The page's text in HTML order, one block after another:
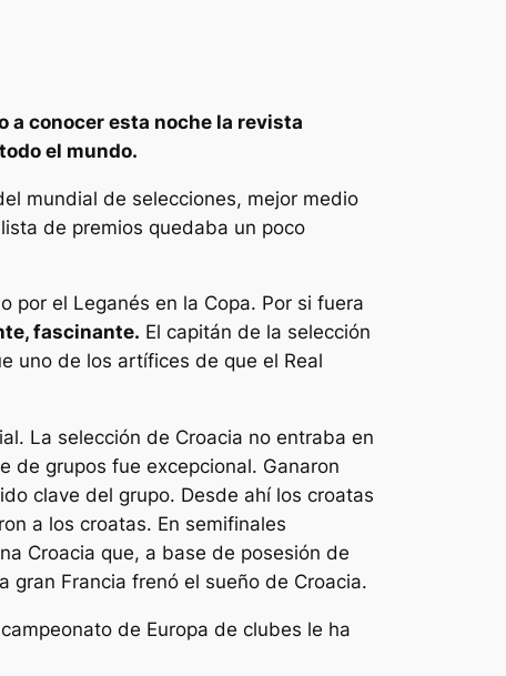
a conocer esta noche la revista
el mundo.
mundial de selecciones, mejor medio
de premios quedaba un poco
por el Leganés en la Copa. Por si fuera
fascinante. El capitán de la selección
uno de los artífices de que el Real
La selección de Croacia no entraba en
de grupos fue excepcional. Ganaron
clave del grupo. Desde ahí los croatas
a los croatas. En semifinales
Croacia que, a base de posesión de
gran Francia frenó el sueño de Croacia.
de Europa de clubes le ha